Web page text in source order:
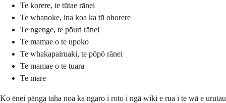
Te korere, te tūtae rānei
Te whanoke, ina koa ka tū ohorere
Te ngenge, te pōuri rānei
Te mamae o te upoko
Te whakapairuaki, te pōpō rānei
Te mamae o te tuara
Te mare
Ko ēnei pānga taha noa ka ngaro i roto i ngā wiki e rua i te wā e urutau